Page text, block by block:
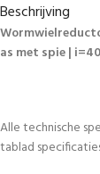
Beschrijving
as met spie | i=40
Alle technische
tablad